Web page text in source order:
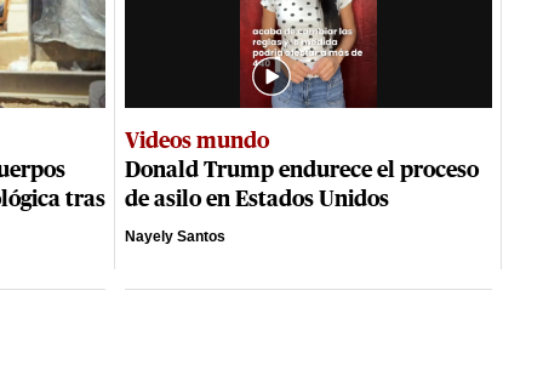
tras
Videos mundo
Donald Trump endurece el proceso
de asilo en Estados Unidos
Nayely Santos